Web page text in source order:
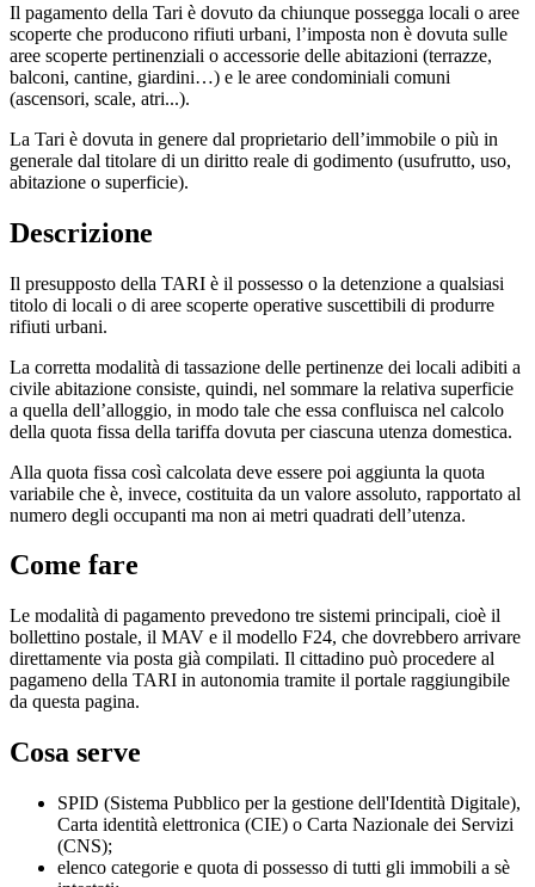
Il pagamento della Tari è dovuto da chiunque possegga locali o aree
scoperte che producono rifiuti urbani, l’imposta non è dovuta sulle
aree scoperte pertinenziali o accessorie delle abitazioni (terrazze,
balconi, cantine, giardini…) e le aree condominiali comuni
(ascensori, scale, atri...).
La Tari è dovuta in genere dal proprietario dell’immobile o più in
generale dal titolare di un diritto reale di godimento (usufrutto, uso,
abitazione o superficie).
Descrizione
Il presupposto della TARI è il possesso o la detenzione a qualsiasi
titolo di locali o di aree scoperte operative suscettibili di produrre
rifiuti urbani.
La corretta modalità di tassazione delle pertinenze dei locali adibiti a
civile abitazione consiste, quindi, nel sommare la relativa superficie
a quella dell’alloggio, in modo tale che essa confluisca nel calcolo
della quota fissa della tariffa dovuta per ciascuna utenza domestica.
Alla quota fissa così calcolata deve essere poi aggiunta la quota
variabile che è, invece, costituita da un valore assoluto, rapportato al
numero degli occupanti ma non ai metri quadrati dell’utenza.
Come fare
Le modalità di pagamento prevedono tre sistemi principali, cioè il
bollettino postale, il MAV e il modello F24, che dovrebbero arrivare
direttamente via posta già compilati. Il cittadino può procedere al
pagameno della TARI in autonomia tramite il portale raggiungibile
da questa pagina.
Cosa serve
SPID (Sistema Pubblico per la gestione dell'Identità Digitale),
Carta identità elettronica (CIE) o Carta Nazionale dei Servizi
(CNS);
elenco categorie e quota di possesso di tutti gli immobili a sè